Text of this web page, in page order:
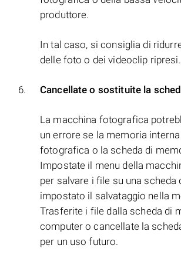
produttore.
In tal caso, si consiglia di
delle foto o dei videoclip ripresi.
Cancellate o sostituite la
La macchina fotografica
un errore se la memoria
fotografica o la scheda di
Impostate il menu della
per salvare i file su una scheda
impostato il salvataggio nella
Trasferite i file dalla scheda di
computer o cancellate la
per un uso futuro.